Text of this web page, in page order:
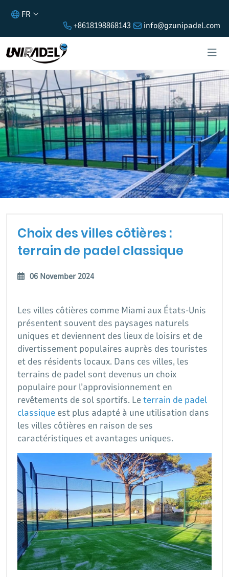
FR
+8618198868143
info@gzunipadel.com
TERRAIN DE PADEL CLASSIQUE
Choix des villes côtières :
terrain de padel classique
06 November 2024
Les villes côtières comme Miami aux États-Unis
présentent souvent des paysages naturels
uniques et deviennent des lieux de loisirs et de
divertissement populaires auprès des touristes
et des résidents locaux. Dans ces villes, les
terrains de padel sont devenus un choix
populaire pour l’approvisionnement en
revêtements de sol sportifs. Leterrain de padel
classique est plus adapté à une utilisation dans
les villes côtières en raison de ses
caractéristiques et avantages uniques.